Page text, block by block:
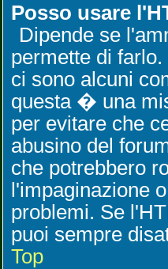
Posso usare
Dipende se
permette di
ci sono alcuni
questa � una
per evitare che
abusino del
che potrebbero
l'impaginazione
problemi. Se
puoi sempre
Top